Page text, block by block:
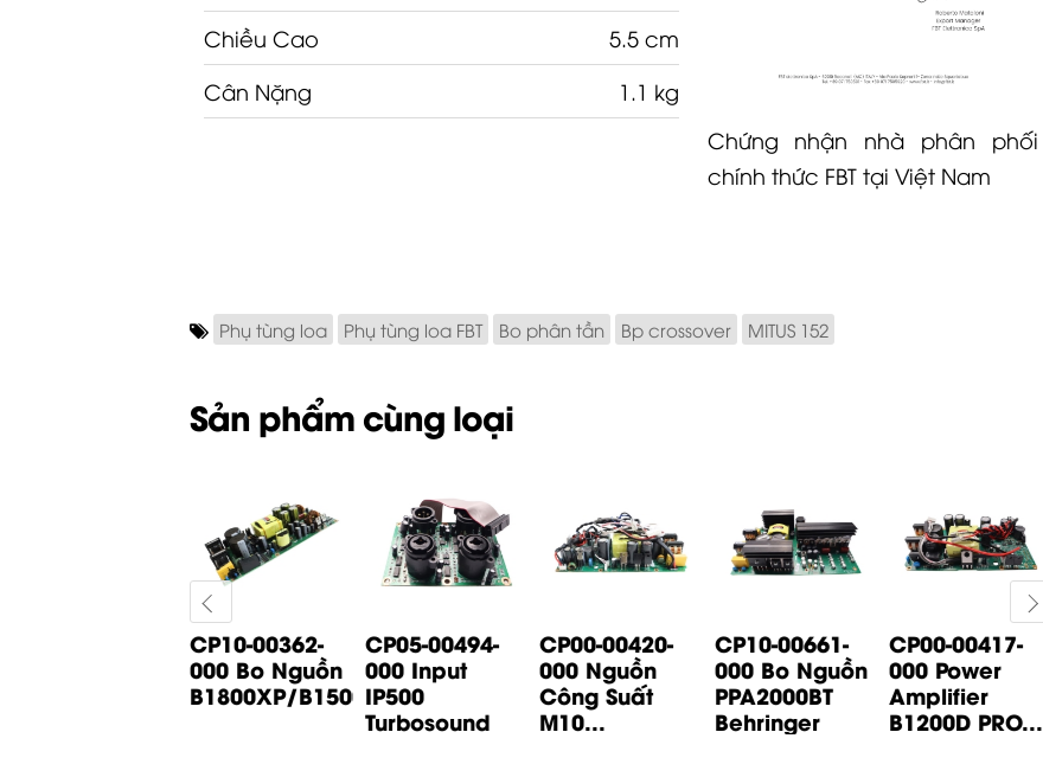
Chiều Cao
5.5 cm
Cân Nặng
1.1 kg
Chứng nhận nhà phân phối
chính thức FBT tại Việt Nam
Phụ tùng loa Phụ tùng loa FBT Bo phân tần Bp crossover MITUS 152
Sản phẩm cùng loại
CP10-00362-
000 Bo Nguồn
B1800XP/B1500XP...
CP05-00494-
000 Input
IP500
Turbosound
CP00-00420-
000 Nguồn
Công Suất
M10...
CP10-00661-
000 Bo Nguồn
PPA2000BT
Behringer
CP00-00417-
000 Power
Amplifier
B1200D PRO...